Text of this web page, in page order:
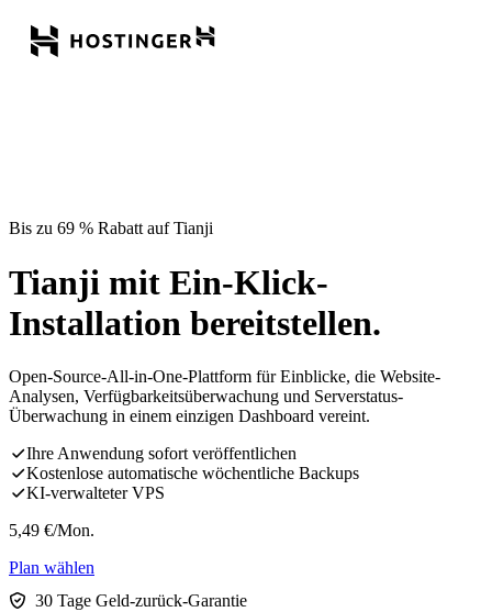
Bis zu 69 % Rabatt auf Tianji
Tianji mit Ein-Klick-
Installation bereitstellen.
Open-Source-All-in-One-Plattform für Einblicke, die Website-
Analysen, Verfügbarkeitsüberwachung und Serverstatus-
Überwachung in einem einzigen Dashboard vereint.
Ihre Anwendung sofort veröffentlichen
Kostenlose automatische wöchentliche Backups
KI-verwalteter VPS
5,49 €/Mon.
Plan wählen
30 Tage Geld-zurück-Garantie